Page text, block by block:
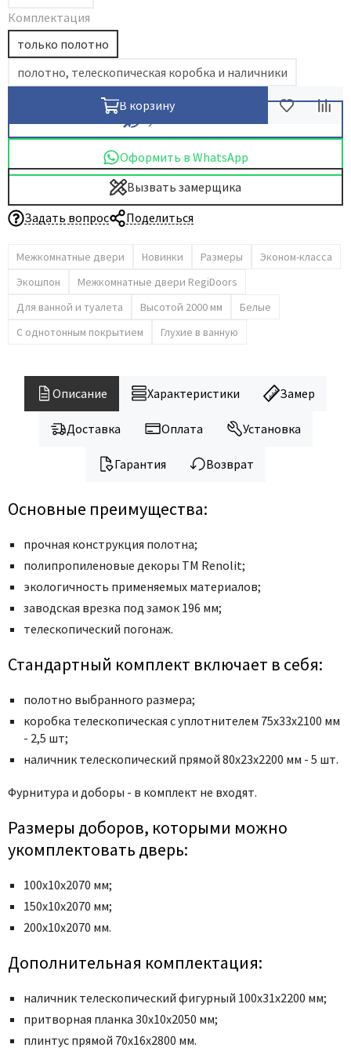
Dircode
Eclisse
El Porta
Fratelli Cattini
Fuaro
Griffwerk
HSU
Kapelli
Krona Koblenz
Komfort Doors
LiGa
Line Doors
Lockstyle
Morelli
Ofram
Optima Porte
Oro - Oro
Philips
Porta Di Parma
Porte Vista
Poseidon
Profil Doors
Regidoors
STR
Torex
Uberture
Verum
Комплектация
только полотно
полотно, телескопическая коробка и наличники
В корзину
Оформить в WhatsApp
Вызвать замерщика
Задать вопрос
Поделиться
Межкомнатные двери Новинки Размеры
Эконом-класса
Экошпон
Межкомнатные двери RegiDoors
Для ванной и туалета
Высотой 2000 мм
Белые
С однотонным покрытием
Глухие в ванную
Описание Характеристики Замер
Доставка Оплата Установка
Гарантия Возврат
Основные преимущества:
прочная конструкция полотна;
полипропиленовые декоры ТМ Renolit;
экологичность применяемых материалов;
заводская врезка под замок 196 мм;
телескопический погонаж.
Стандартный комплект включает в себя:
полотно выбранного размера;
коробка телескопическая с уплотнителем 75x33x2100 мм
- 2,5 шт;
наличник телескопический прямой 80x23x2200 мм - 5 шт.
Фурнитура и доборы - в комплект не входят.
Размеры доборов, которыми можно
укомплектовать дверь:
100х10х2070 мм;
150х10х2070 мм;
200х10х2070 мм.
Дополнительная комплектация:
наличник телескопический фигурный 100x31x2200 мм;
притворная планка 30x10x2050 мм;
плинтус прямой 70x16x2800 мм.